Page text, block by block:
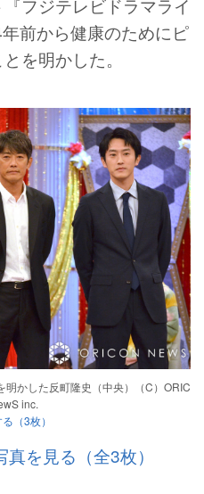
フジテレビドラマライ
前から健康のためにピ
を明かした。
かした反町隆史（中央）（C）ORIC
inc.
（3枚）
真を見る（全3枚）